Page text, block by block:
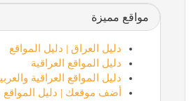
مواقع مميزة
دليل العراق | دليل المواقع
دليل المواقع العراقية
دليل المواقع العراقية
أضف موقعك | دليل المواقع